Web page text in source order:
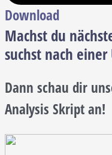
Download
Machst du
suchst nach
Dann schau dir
Analysis Skript an!